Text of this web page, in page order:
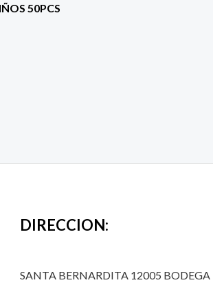
50PCS
DIRECCION:
SANTA BERNARDITA 12005 BODEGA